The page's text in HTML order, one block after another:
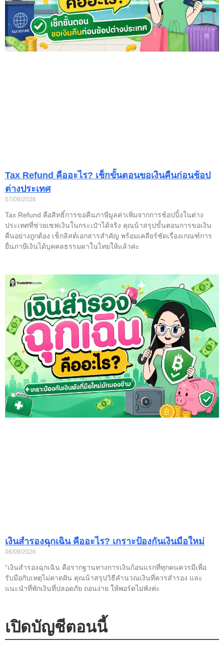
Tax Refund คืออะไร? เช็กขั้นตอนขอเงินคืนก่อนช้อป
ต่างประเทศ
07/08/2026
Tax Refund คือสิทธิ์การขอคืนภาษีมูลค่าเพิ่มจากการช้อปปิ้งในต่าง
ประเทศที่ช่วยเซฟเงินในกระเป๋าได้จริง คุณน้าสรุปขั้นตอนการขอเงิน
คืนอย่างถูกต้อง เช็กลิสต์เอกสารสำคัญ พร้อมเคลียร์ชัดเรื่องเกณฑ์การ
ยื่นภาษีเงินได้บุคคลธรรมดาในไทยให้แล้วค่ะ
เงินสำรองฉุกเฉิน คืออะไร? เกราะป้องกันเงินมือใหม่
06/08/2026
“เงินสำรองฉุกเฉิน คือรากฐานทางการเงินก้อนแรกที่ทุกคนควรมีเพื่อ
รับมือกับเหตุไม่คาดฝัน คุณน้าสรุปวิธีคำนวณเงินที่ควรสำรอง และ
แนะนำที่พักเงินที่ปลอดภัย ถอนง่าย ให้พอร์ตไม่พังค่ะ
เปิดบัญชีตอนนี้